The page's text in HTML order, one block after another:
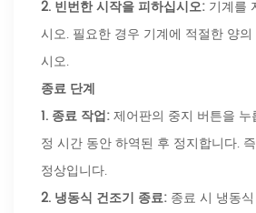
2. 빈번한 시작을 피하십시오: 기계를
시오. 필요한 경우 기계에 적절한 양
시오.
종료 단계
1. 종료 작업:제어판의 중지 버튼을
정 시간 동안 하역된 후 정지합니다.
정상입니다.
2. 냉동식 건조기 종료: 종료 시 냉동